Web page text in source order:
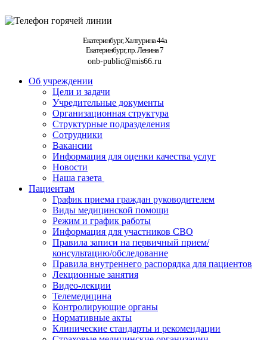
Екатеринбург, Халтурина 44а
Екатеринбург, пр. Ленина 7
onb-public@mis66.ru
Об учреждении
Цели и задачи
Учредительные документы
Организационная структура
Структурные подразделения
Сотрудники
Вакансии
Информация для оценки качества услуг
Новости
​​Наша газета
Пациентам
График приема граждан руководителем
Виды медицинской помощи
Режим и график работы
Информация для участников СВО
Правила записи на первичный прием/
консультацию/обследование
Правила внутреннего распорядка для пациентов
Лекционные занятия
Видео-лекции
Телемедицина
Контролирующие органы
Нормативные акты
Клинические стандарты и рекомендации